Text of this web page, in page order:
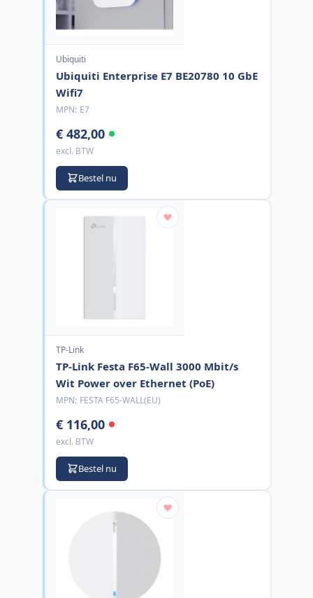
Ubiquiti
Ubiquiti Enterprise E7 BE20780 10 GbE
Wifi7
MPN: E7
€ 482,00
excl. BTW
Bestel nu
TP-Link
TP-Link Festa F65-Wall 3000 Mbit/s
Wit Power over Ethernet (PoE)
MPN: FESTA F65-WALL(EU)
€ 116,00
excl. BTW
Bestel nu